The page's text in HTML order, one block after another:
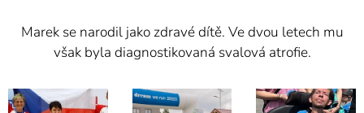
Marek se narodil jako zdravé dítě. Ve dvou letech mu
však byla diagnostikovaná svalová atrofie.